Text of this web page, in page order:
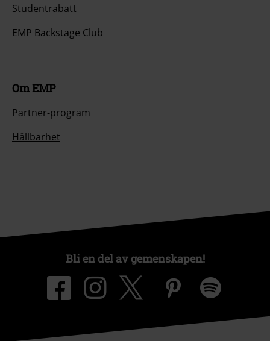
Studentrabatt
EMP Backstage Club
Om EMP
Partner-program
Hållbarhet
Bli en del av gemenskapen!